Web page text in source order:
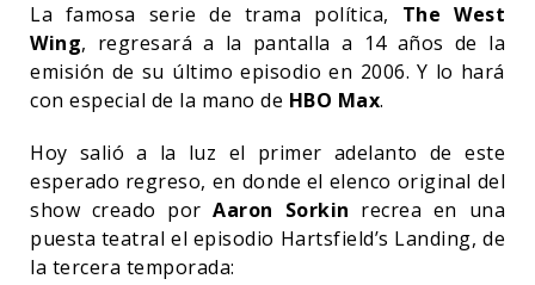
La famosa serie de trama política, The West
Wing, regresará a la pantalla a 14 años de la
emisión de su último episodio en 2006. Y lo hará
con especial de la mano de HBO Max.
Hoy salió a la luz el primer adelanto de este
esperado regreso, en donde el elenco original del
show creado por Aaron Sorkin recrea en una
puesta teatral el episodio Hartsfield’s Landing, de
la tercera temporada: